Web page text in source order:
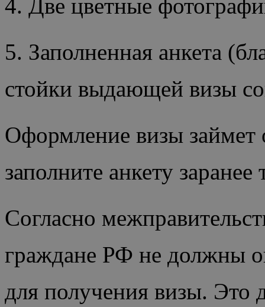
4. Две цветные
5. Заполненная анкета
стойки выдающей визы
Оформление визы займет
заполните анкету
Согласно
граждане РФ не должны
для получения визы. Это